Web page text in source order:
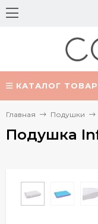
КАТАЛОГ
Главная Подушки
Подушка